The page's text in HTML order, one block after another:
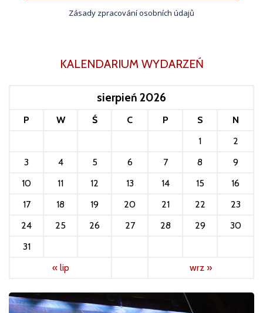
Zásady zpracování osobních údajů
KALENDARIUM WYDARZEŃ
sierpień 2026
P W Ś C P S
N
1
2
3
4 5 6 7 8
9
10
11 12 13 14 15
16
17
18 19 20 21 22
23
24
25 26 27 28 29
30
31
« lip
wrz »